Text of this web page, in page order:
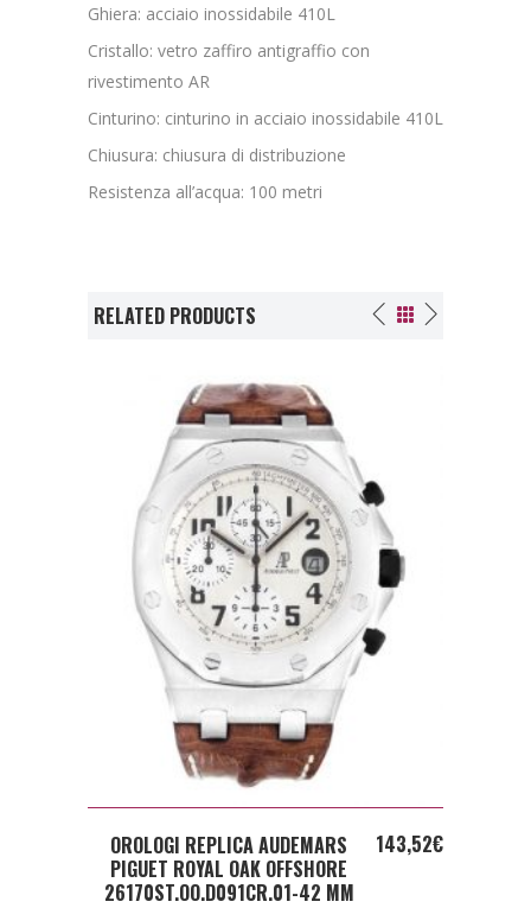
Ghiera: acciaio inossidabile 410L
Cristallo: vetro zaffiro antigraffio con
rivestimento AR
Cinturino: cinturino in acciaio inossidabile 410L
Chiusura: chiusura di distribuzione
Resistenza all’acqua: 100 metri
RELATED PRODUCTS
ADD TO CART
OROLOGI REPLICA AUDEMARS
PIGUET ROYAL OAK OFFSHORE
26170ST.OO.D091CR.01-42 MM
143,52€